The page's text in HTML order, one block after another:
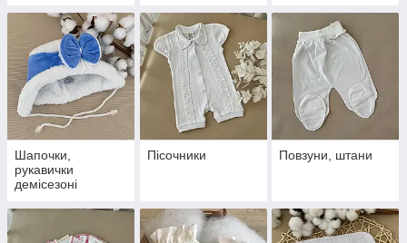
Шапочки,
рукавички
демісезоні
Пісочники Повзуни, штани